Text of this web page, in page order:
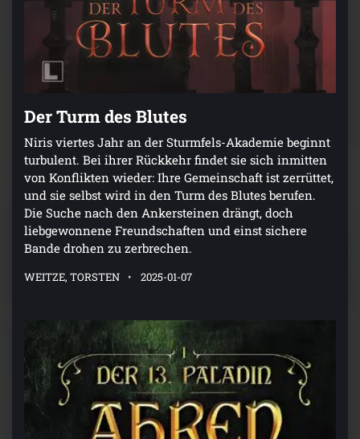
Der Turm des Blutes
Niris viertes Jahr an der Sturmfels-Akademie beginnt
turbulent. Bei ihrer Rückkehr findet sie sich inmitten
von Konflikten wieder: Ihre Gemeinschaft ist zerrüttet,
und sie selbst wird in den Turm des Blutes berufen.
Die Suche nach den Ankersteinen drängt, doch
liebgewonnene Freundschaften und einst sichere
Bande drohen zu zerbrechen.
WEITZE, TORSTEN 2025-01-07